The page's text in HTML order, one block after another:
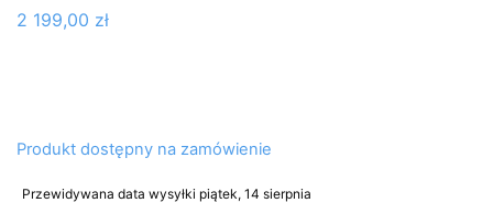
2 199,00 zł
Produkt dostępny na zamówienie
Przewidywana data wysyłki piątek, 14 sierpnia